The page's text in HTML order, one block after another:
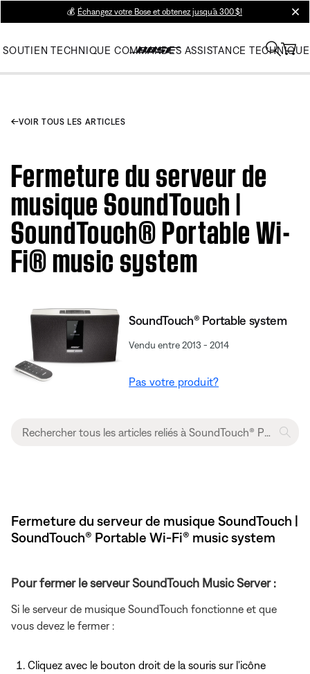
💰 Échangez votre Bose et obtenez jusqu’à 300 $!
SOUTIEN TECHNIQUE COMMANDES ASSISTANCE TECHNIQUE
VOIR TOUS LES ARTICLES
Fermeture du serveur de
musique SoundTouch |
SoundTouch® Portable Wi-
Fi® music system
SoundTouch® Portable system
Vendu entre 2013 - 2014
Pas votre produit?
Fermeture du serveur de musique SoundTouch |
SoundTouch® Portable Wi-Fi® music system
Pour fermer le serveur SoundTouch Music Server :
Si le serveur de musique SoundTouch fonctionne et que
vous devez le fermer :
Cliquez avec le bouton droit de la souris sur l'icône